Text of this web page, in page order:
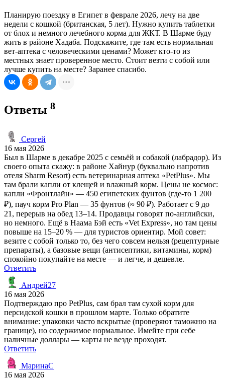
Планирую поездку в Египет в феврале 2026, лечу на две
недели с кошкой (британская, 5 лет). Нужно купить таблетки
от блох и немного лечебного корма для ЖКТ. В Шарме буду
жить в районе Хадаба. Подскажите, где там есть нормальная
вет-аптека с человеческими ценами? Может кто-то из
местных знает проверенное место. Стоит везти с собой или
лучше купить на месте? Заранее спасибо.
Ответы 8
Сергей
16 мая 2026
Был в Шарме в декабре 2025 с семьёй и собакой (лабрадор). Из
своего опыта скажу: в районе Хайнур (буквально напротив
отеля Sharm Resort) есть ветеринарная аптека «PetPlus». Мы
там брали капли от клещей и влажный корм. Цены не космос:
капли «Фронтлайн» — 450 египетских фунтов (где-то 1 200
₽), пауч корм Pro Plan — 35 фунтов (≈ 90 ₽). Работает с 9 до
21, перерыв на обед 13–14. Продавцы говорят по-английски,
но немного. Ещё в Наама Бэй есть «Vet Express», но там цены
повыше на 15–20 % — для туристов ориентир. Мой совет:
везите с собой только то, без чего совсем нельзя (рецептурные
препараты), а базовые вещи (антисептики, витамины, корм)
спокойно покупайте на месте — и легче, и дешевле.
Ответить
Андрей27
16 мая 2026
Подтверждаю про PetPlus, сам брал там сухой корм для
персидской кошки в прошлом марте. Только обратите
внимание: упаковки часто вскрытые (проверяют таможню на
границе), но содержимое нормальное. Имейте при себе
наличные доллары — карты не везде проходят.
Ответить
МаринаС
16 мая 2026